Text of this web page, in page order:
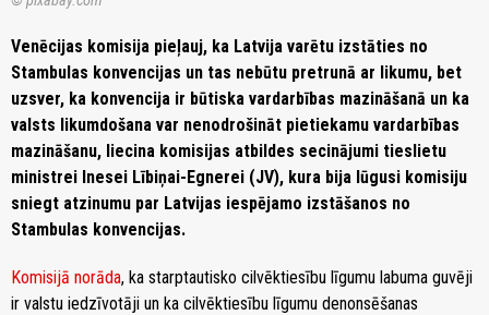
Venēcijas komisija pieļauj, ka Latvija varētu izstāties no
Stambulas konvencijas un tas nebūtu pretrunā ar likumu, bet
uzsver, ka konvencija ir būtiska vardarbības mazināšanā un ka
valsts likumdošana var nenodrošināt pietiekamu vardarbības
mazināšanu, liecina komisijas atbildes secinājumi tieslietu
ministrei Inesei Lībiņai-Egnerei (JV), kura bija lūgusi komisiju
sniegt atzinumu par Latvijas iespējamo izstāšanos no
Stambulas konvencijas.
Komisijā norāda, ka starptautisko cilvēktiesību līgumu labuma guvēji
ir valstu iedzīvotāji un ka cilvēktiesību līgumu denonsēšanas